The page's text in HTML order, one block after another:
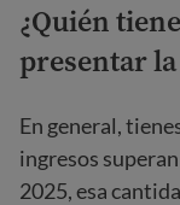
¿Quién
presentar
En general,
ingresos
2025, esa